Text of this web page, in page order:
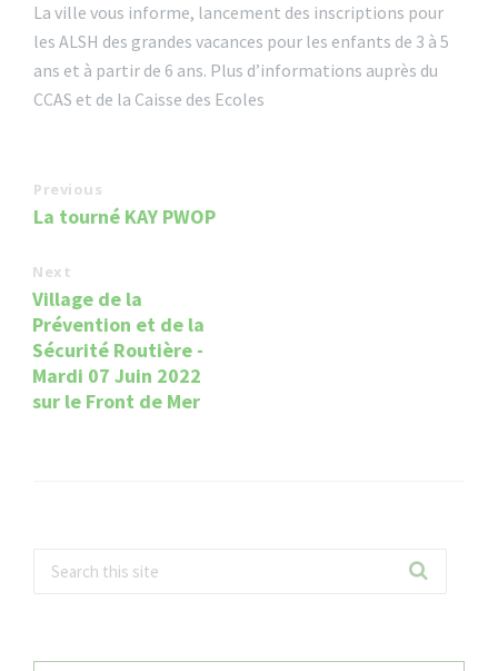
La ville vous informe, lancement des inscriptions pour
les ALSH des grandes vacances pour les enfants de 3 à 5
ans et à partir de 6 ans. Plus d’informations auprès du
CCAS et de la Caisse des Ecoles
Previous
La tourné KAY PWOP
Next
Village de la
Prévention et de la
Sécurité Routière -
Mardi 07 Juin 2022
sur le Front de Mer